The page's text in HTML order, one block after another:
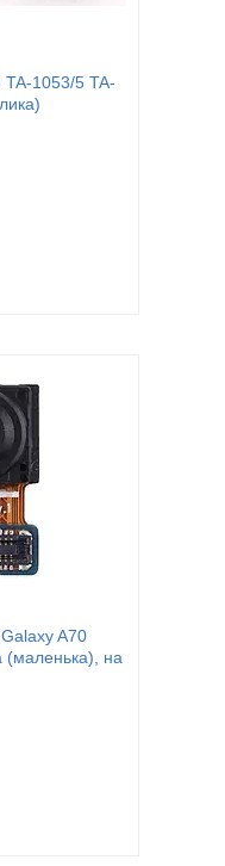
1053/5 TA-
A70
(маленька), на